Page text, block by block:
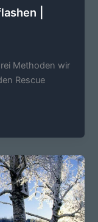
|
Methoden wir
Rescue